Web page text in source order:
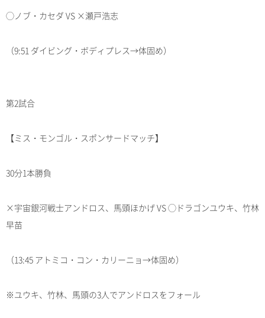
◯ノブ・カセダ VS ×瀬戸浩志
（9:51 ダイビング・ボディプレス→体固め）
第2試合
【ミス・モンゴル・スポンサードマッチ】
30分1本勝負
×宇宙銀河戦士アンドロス、馬頭ほかげ VS ◯ドラゴンユウキ、竹林
早苗
（13:45 アトミコ・コン・カリーニョ→体固め）
※ユウキ、竹林、馬頭の3人でアンドロスをフォール